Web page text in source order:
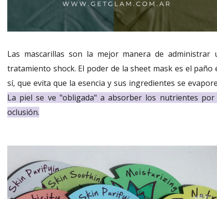
Las mascarillas son la mejor manera de administrar
tratamiento shock. El poder de la sheet mask es el paño
sí, que evita que la esencia y sus ingredientes se
La piel se ve "obligada" a absorber los nutrientes por
oclusión.